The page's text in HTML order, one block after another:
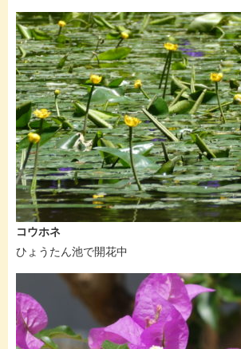
コウホネ
ひょうたん池で開花中